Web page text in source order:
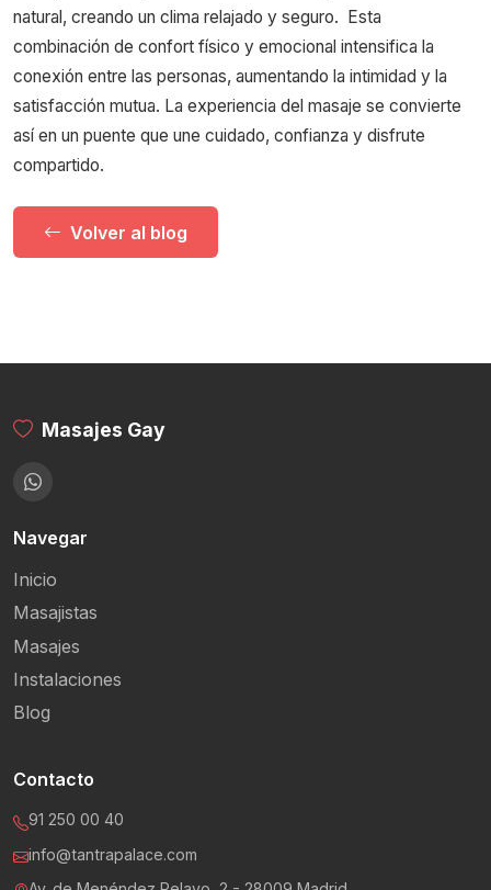
natural, creando un clima relajado y seguro.
Esta
combinación de confort físico y emocional intensifica la
conexión entre las personas, aumentando la intimidad y la
satisfacción mutua. La experiencia del masaje se convierte
así en un puente que une cuidado, confianza y disfrute
compartido.
Volver al blog
Masajes Gay
Navegar
Inicio
Masajistas
Masajes
Instalaciones
Blog
Contacto
91 250 00 40
info@tantrapalace.com